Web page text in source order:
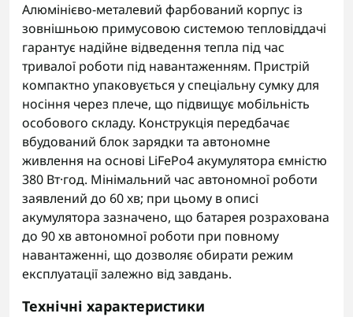
Алюмінієво-металевий фарбований корпус із
зовнішньою примусовою системою тепловіддачі
гарантує надійне відведення тепла під час
тривалої роботи під навантаженням. Пристрій
компактно упаковується у спеціальну сумку для
носіння через плече, що підвищує мобільність
особового складу. Конструкція передбачає
вбудований блок зарядки та автономне
живлення на основі LiFePo4 акумулятора ємністю
380 Вт·год. Мінімальний час автономної роботи
заявлений до 60 хв; при цьому в описі
акумулятора зазначено, що батарея розрахована
до 90 хв автономної роботи при повному
навантаженні, що дозволяє обирати режим
експлуатації залежно від завдань.
Технічні характеристики